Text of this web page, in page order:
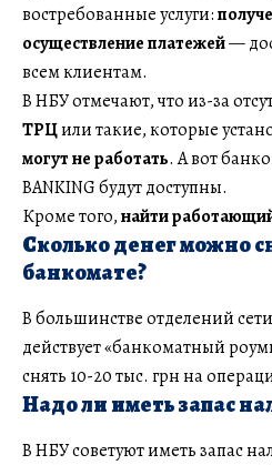
востребованные услуги:
осуществление платежей—
всем клиентам.
В НБУ отмечают, что из-за
ТРЦили такие, которые
могут не работать. А вот
BANKING будут доступны.
Кроме того,найти
Сколько денег можно
банкомате?
В большинстве отделений
действует «банкоматный
снять 10-20 тыс. грн на
Надо ли иметь запас
В НБУ советуют иметь запас